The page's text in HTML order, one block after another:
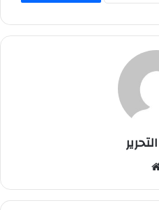
الوي